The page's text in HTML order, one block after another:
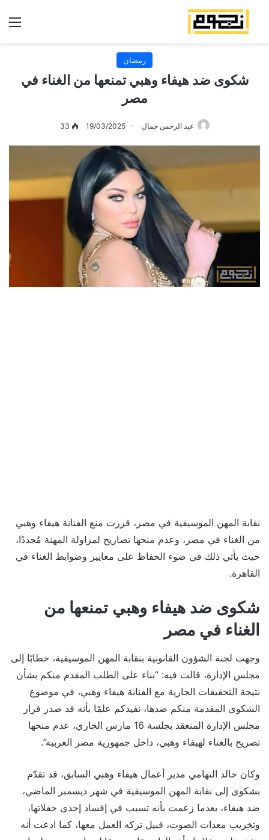
رمضان
شكوى ضد هيفاء وهبي تمنعها من الغناء في
مصر
عبد الرحمن جمال 19/03/2025
33
نقابة المهن الموسيقية في مصر، قررت منع الفنانة هيفاء وهبي
من الغناء في مصر، وعدم منحها تصاريح لمزاولة المهنة مُجددًا،
حيث يأتي ذلك في ضوء الحفاظ على معايير وضوابط الغناء في
القاهرة.
شكوى ضد هيفاء وهبي تمنعها من
الغناء في مصر
وجهت لجنة الشؤون القانونية بنقابة المهن الموسيقية، خطابًا إلى
مجلس الإدارة، قالت فيه: “بناء على الطلب المقدم منكم بشأن
نتيجة التحقيقات الجارية مع الفنانة هيفاء وهبي، في موضوع
الشكوى المقدمة منكم ضدها، نفيدكم علمًا بأنه قد صدر قرار
مجلس الإدارة المنعقد بجلسة 16 مارس الجاري، عدم منحها
تصريح بالغناء لهيفاء وهبي، داخل جمهورية مصر العربية”.
وكان خالد التهامي مدير أعمال هيفاء وهبي السابق، قد تقدّم
بشكوى إلى نقابة المهن الموسيقية في شهر ديسمبر الماضي،
ضد هيفاء، بعدما زعمت بأنه تسبب في إفساد إحدى حفلاتها،
وتخريب معدات الصوت، قبيل تركه العمل معها، كما ادعت أنه